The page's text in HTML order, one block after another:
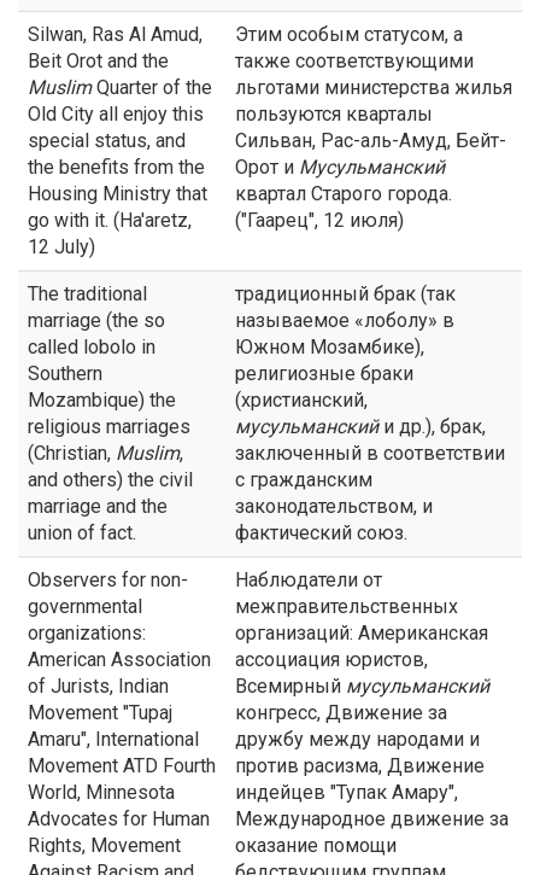
Silwan, Ras Al Amud,
Beit Orot and the
MuslimQuarter of the
Old City all enjoy this
special status, and
the benefits from the
Housing Ministry that
go with it. (Ha'aretz,
12 July)
Этим особым статусом, а
также соответствующими
льготами министерства жилья
пользуются кварталы
Сильван, Рас-аль-Амуд, Бейт-
Орот и Мусульманский
квартал Старого города.
("Гаарец", 12 июля)
The traditional
marriage (the so
called lobolo in
Southern
Mozambique) the
religious marriages
(Christian, Muslim,
and others) the civil
marriage and the
union of fact.
традиционный брак (так
называемое «лоболу» в
Южном Мозамбике),
религиозные браки
(христианский,
мусульманскийи др.), брак,
заключенный в соответствии
с гражданским
законодательством, и
фактический союз.
Observers for non-
governmental
organizations:
American Association
of Jurists, Indian
Movement "Tupaj
Amaru", International
Movement ATD Fourth
World, Minnesota
Advocates for Human
Rights, Movement
Наблюдатели от
межправительственных
организаций: Американская
ассоциация юристов,
Всемирный мусульманский
конгресс, Движение за
дружбу между народами и
против расизма, Движение
индейцев "Тупак Амару",
Международное движение за
оказание помощи